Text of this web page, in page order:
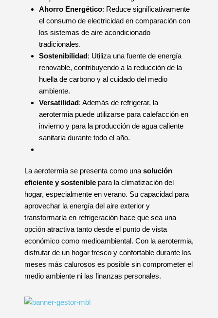
Ahorro Energético: Reduce significativamente
el consumo de electricidad en comparación con
los sistemas de aire acondicionado
tradicionales.
Sostenibilidad: Utiliza una fuente de energía
renovable, contribuyendo a la reducción de la
huella de carbono y al cuidado del medio
ambiente.
Versatilidad: Además de refrigerar, la
aerotermia puede utilizarse para calefacción en
invierno y para la producción de agua caliente
sanitaria durante todo el año.
La aerotermia se presenta como una solución
eficiente y sostenible para la climatización del
hogar, especialmente en verano. Su capacidad para
aprovechar la energía del aire exterior y
transformarla en refrigeración hace que sea una
opción atractiva tanto desde el punto de vista
económico como medioambiental. Con la aerotermia,
disfrutar de un hogar fresco y confortable durante los
meses más calurosos es posible sin comprometer el
medio ambiente ni las finanzas personales.